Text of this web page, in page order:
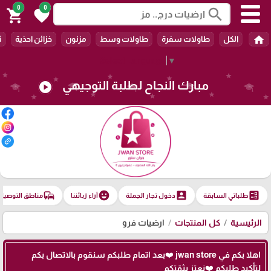
▼
search
0
favorite
0
shopping_cart
home الكل طاولات سفرة طاولات وسط مزنون خزائن احذية
مبارك النجاح لطلبة التوجيهي play_circle
ballotطلباتي السابقة account_boxدخول تجار الجملة emoji_emotionsآراء زبائننا commuteمناطق
الرئيسية كل المنتجات ارضيات فرو
اهلا بكم في jwan store ❤️بعد اتمام طلبكم سنقوم بالاتصال بكم
لتأكيد طلبكم ❤️نعتز بثقتكم